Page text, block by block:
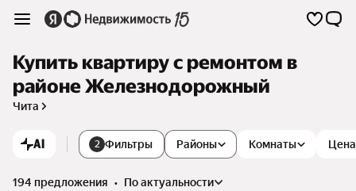
Купить квартиру с ремонтом в
районе Железнодорожный
Чита
AI 2 Фильтры Комнаты Цена
Районы
194 предложения •
по актуальности